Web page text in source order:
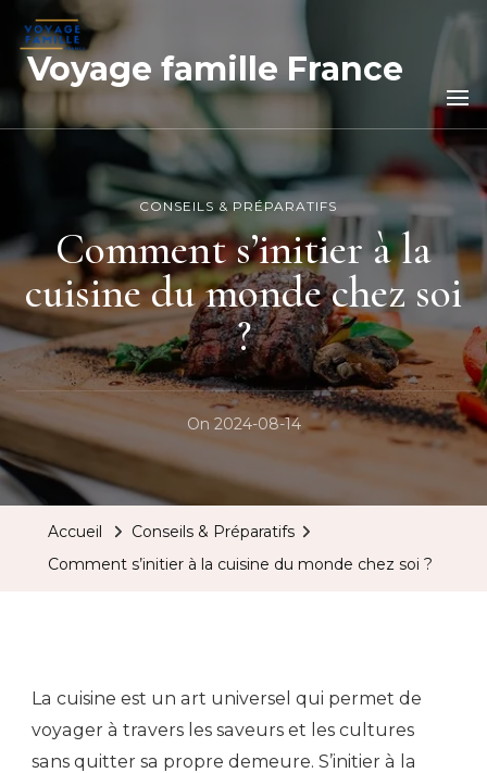
Voyage famille France
CONSEILS & PRÉPARATIFS
Comment s’initier à la
cuisine du monde chez soi
?
On 2024-08-14
Accueil
Conseils & Préparatifs
Comment s’initier à la cuisine du monde chez soi ?
La cuisine est un art universel qui permet de
voyager à travers les saveurs et les cultures
sans quitter sa propre demeure. S’initier à la